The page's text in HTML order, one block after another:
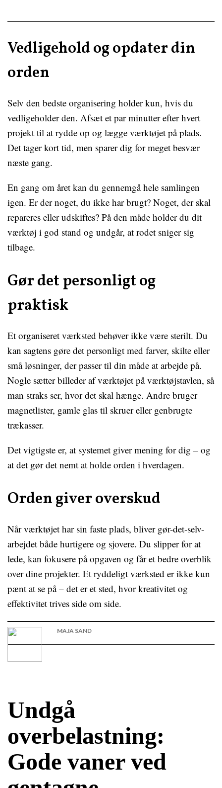
Vedligehold og opdater din
orden
Selv den bedste organisering holder kun, hvis du
vedligeholder den. Afsæt et par minutter efter hvert
projekt til at rydde op og lægge værktøjet på plads.
Det tager kort tid, men sparer dig for meget besvær
næste gang.
En gang om året kan du gennemgå hele samlingen
igen. Er der noget, du ikke har brugt? Noget, der skal
repareres eller udskiftes? På den måde holder du dit
værktøj i god stand og undgår, at rodet sniger sig
tilbage.
Gør det personligt og
praktisk
Et organiseret værksted behøver ikke være sterilt. Du
kan sagtens gøre det personligt med farver, skilte eller
små løsninger, der passer til din måde at arbejde på.
Nogle sætter billeder af værktøjet på værktøjstavlen, så
man straks ser, hvor det skal hænge. Andre bruger
magnetlister, gamle glas til skruer eller genbrugte
trækasser.
Det vigtigste er, at systemet giver mening for dig – og
at det gør det nemt at holde orden i hverdagen.
Orden giver overskud
Når værktøjet har sin faste plads, bliver gør-det-selv-
arbejdet både hurtigere og sjovere. Du slipper for at
lede, kan fokusere på opgaven og får et bedre overblik
over dine projekter. Et ryddeligt værksted er ikke kun
pænt at se på – det er et sted, hvor kreativitet og
effektivitet trives side om side.
MAJA SAND
Undgå
overbelastning:
Gode vaner ved